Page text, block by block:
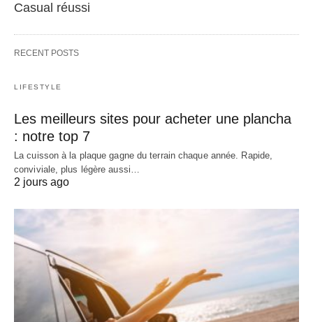
Casual réussi
RECENT POSTS
LIFESTYLE
Les meilleurs sites pour acheter une plancha
: notre top 7
La cuisson à la plaque gagne du terrain chaque année. Rapide,
conviviale, plus légère aussi…
2 jours ago